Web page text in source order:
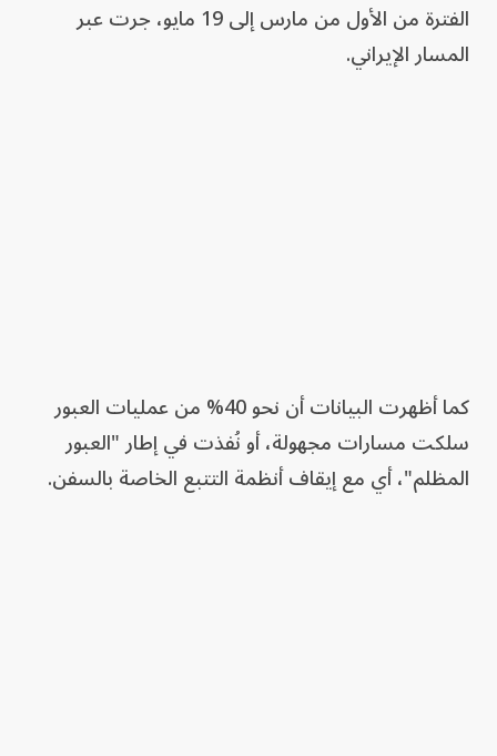
الفترة من الأول من مارس إلى 19 مايو، جرت عبر
المسار الإيراني.
كما أظهرت البيانات أن نحو 40% من عمليات العبور
سلكت مسارات مجهولة، أو نُفذت في إطار "العبور
المظلم"، أي مع إيقاف أنظمة التتبع الخاصة بالسفن.